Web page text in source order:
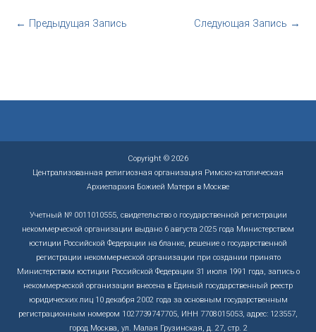
← Предыдущая Запись Следующая Запись →
Copyright © 2026
Централизованная религиозная организация Римско-католическая
Архиепархия Божией Матери в Москве
Учетный № 0011010555, свидетельство о государственной регистрации
некоммерческой организации выдано 6 августа 2025 года Министерством
юстиции Российской Федерации на бланке, решение о государственной
регистрации некоммерческой организации при создании принято
Министерством юстиции Российской Федерации 31 июля 1991 года, запись о
некоммерческой организации внесена в Единый государственный реестр
юридических лиц 10 декабря 2002 года за основным государственным
регистрационным номером 1027739747705, ИНН 7708015053, адрес: 123557,
город Москва, ул. Малая Грузинская, д. 27, стр. 2